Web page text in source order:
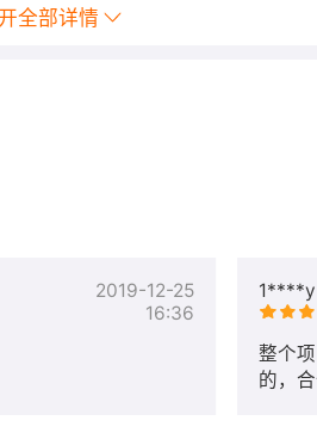
全部详情
2019-12-25
16:36
1****y
整个
的，